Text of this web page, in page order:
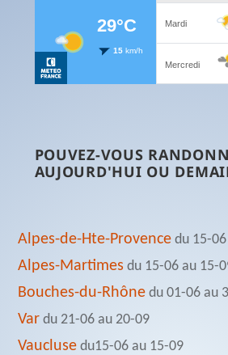
POUVEZ-VOUS
AUJOURD'HUI OU
Alpes-de-Hte-Provence du 15-
Alpes-Martimes du 15-06 au 15-
Bouches-du-Rhône du 01-06 au
Var du 21-06 au 20-09
Vaucluse du15-06 au 15-09